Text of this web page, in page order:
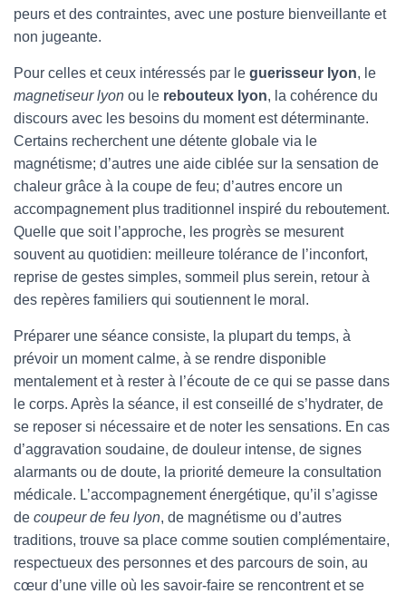
peurs et des contraintes, avec une posture bienveillante et
non jugeante.
Pour celles et ceux intéressés par le guerisseur lyon, le
magnetiseur lyon ou le rebouteux lyon, la cohérence du
discours avec les besoins du moment est déterminante.
Certains recherchent une détente globale via le
magnétisme; d’autres une aide ciblée sur la sensation de
chaleur grâce à la coupe de feu; d’autres encore un
accompagnement plus traditionnel inspiré du reboutement.
Quelle que soit l’approche, les progrès se mesurent
souvent au quotidien: meilleure tolérance de l’inconfort,
reprise de gestes simples, sommeil plus serein, retour à
des repères familiers qui soutiennent le moral.
Préparer une séance consiste, la plupart du temps, à
prévoir un moment calme, à se rendre disponible
mentalement et à rester à l’écoute de ce qui se passe dans
le corps. Après la séance, il est conseillé de s’hydrater, de
se reposer si nécessaire et de noter les sensations. En cas
d’aggravation soudaine, de douleur intense, de signes
alarmants ou de doute, la priorité demeure la consultation
médicale. L’accompagnement énergétique, qu’il s’agisse
de coupeur de feu lyon, de magnétisme ou d’autres
traditions, trouve sa place comme soutien complémentaire,
respectueux des personnes et des parcours de soin, au
cœur d’une ville où les savoir-faire se rencontrent et se